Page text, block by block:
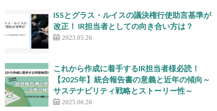
ISSとグラス・ルイスの議決権行使助言基準が
改正！ IR担当者としての向き合い方は？
2023.05.26
これから作成に着手するIR担当者様必読！
【2025年】統合報告書の意義と近年の傾向～
サステナビリティ戦略とストーリー性～
2025.06.26